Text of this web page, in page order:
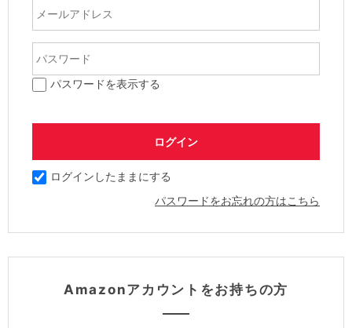
パスワードを表示する
ログインしたままにする
パスワードをお忘れの方はこちら
Amazonアカウントをお持ちの方